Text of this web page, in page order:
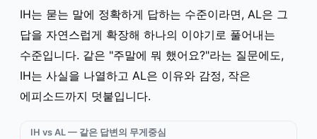
IH는 묻는 말에 정확하게 답하는 수준이라면, AL은 그
답을 자연스럽게 확장해 하나의 이야기로 풀어내는
수준입니다. 같은 "주말에 뭐 했어요?"라는 질문에도,
IH는 사실을 나열하고 AL은 이유와 감정, 작은
에피소드까지 덧붙입니다.
IH vs AL — 같은 답변의 무게중심